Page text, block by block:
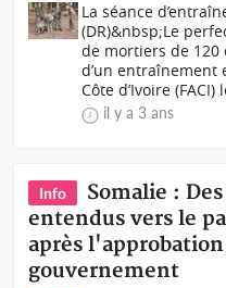
La séance
(DR)&nbsp;Le
de mortiers de 120
d’un entraînement
Côte d’Ivoire (FACI)
il y a 3 ans
Info
Somalie :
entendus vers le
après
gouvernement